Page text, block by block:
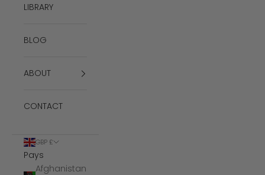
LIBRARY
BLOG
ABOUT
CONTACT
GBP £
Pays
Afghanistan